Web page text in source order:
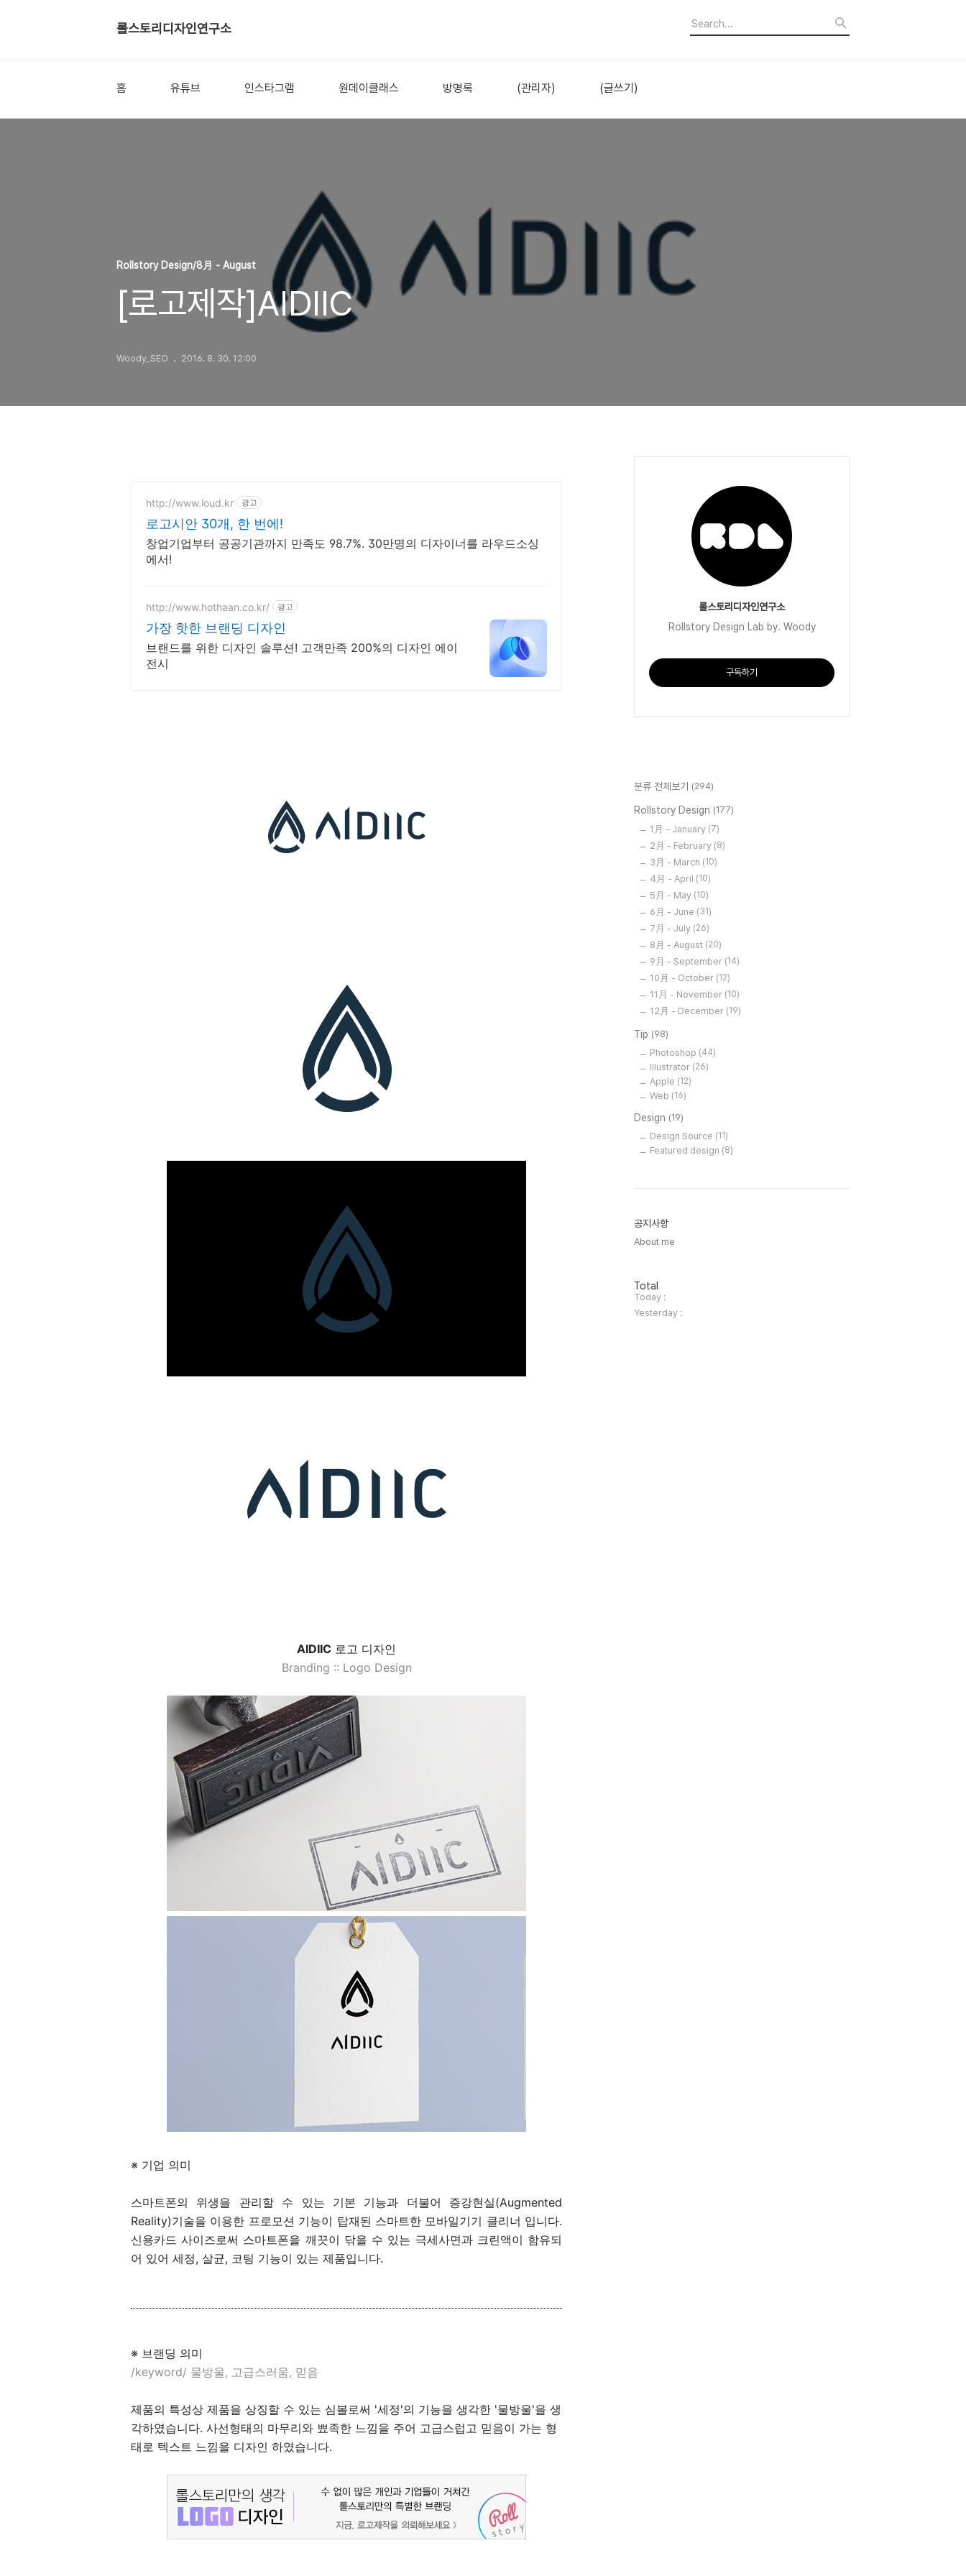
롤스토리디자인연구소
홈 유튜브 인스타그램 원데이클래스 방명록 (관리자) (글쓰기)
Rollstory Design/8月 - August
[로고제작]AIDIIC
Woody_SEO 2016. 8. 30. 12:00
http://www.loud.kr 광고
로고시안 30개, 한 번에!
창업기업부터 공공기관까지 만족도 98.7%. 30만명의 디자이너를 라우드소싱
에서!
http://www.hothaan.co.kr/ 광고
가장 핫한 브랜딩 디자인
브랜드를 위한 디자인 솔루션! 고객만족 200%의 디자인 에이
전시
AIDIIC 로고 디자인
Branding :: Logo Design
※ 기업 의미
스마트폰의 위생을 관리할 수 있는 기본 기능과 더불어 증강현실(Augmented
Reality)기술을 이용한 프로모션 기능이 탑재된 스마트한 모바일기기 클리너 입니다.
신용카드 사이즈로써 스마트폰을 깨끗이 닦을 수 있는 극세사면과 크린액이 함유되
어 있어 세정, 살균, 코팅 기능이 있는 제품입니다.
※ 브랜딩 의미
/keyword/ 물방울, 고급스러움, 믿음
제품의 특성상 제품을 상징할 수 있는 심볼로써 '세정'의 기능을 생각한 '물방울'을 생
각하였습니다. 사선형태의 마무리와 뾰족한 느낌을 주어 고급스럽고 믿음이 가는 형
태로 텍스트 느낌을 디자인 하였습니다.
롤스토리디자인연구소
Rollstory Design Lab by. Woody
구독하기
분류 전체보기 (294)
Rollstory Design (177)
1月 - January (7)
2月 - February (8)
3月 - March (10)
4月 - April (10)
5月 - May (10)
6月 - June (31)
7月 - July (26)
8月 - August (20)
9月 - September (14)
10月 - October (12)
11月 - November (10)
12月 - December (19)
Tip (98)
Photoshop (44)
Illustrator (26)
Apple (12)
Web (16)
Design (19)
Design Source (11)
Featured design (8)
공지사항
About me
방
문
자
수
Total
Today :
Yesterday :